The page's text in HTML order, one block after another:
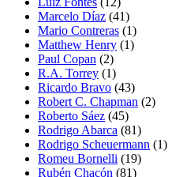
Marcelo Díaz (41)
Mario Contreras (1)
Matthew Henry (1)
Paul Copan (2)
R.A. Torrey (1)
Ricardo Bravo (43)
Robert C. Chapman (2)
Roberto Sáez (45)
Rodrigo Abarca (81)
Rodrigo Scheuermann (1)
Romeu Bornelli (19)
Rubén Chacón (81)